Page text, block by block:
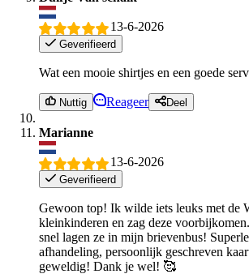
13-6-2026
Geverifieerd
Wat een mooie shirtjes en een goede
Nuttig Reageer Deel
Marianne
13-6-2026
Geverifieerd
Gewoon top! Ik wilde iets leuks met de
kleinkinderen en zag deze
snel lagen ze in mijn brievenbus!
afhandeling, persoonlijk geschreven
geweldig! Dank je wel! 🥰